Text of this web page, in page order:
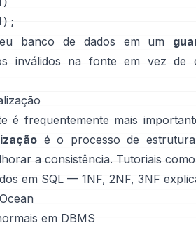
banco de dados em um
inválidos na fonte em vez de
é frequentemente mais
é o processo de
a consistência. Tutoriais
em SQL — 1NF, 2NF, 3NF
em DBMS